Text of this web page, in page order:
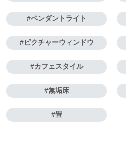
ペンダントライト
ピクチャーウィンドウ
カフェスタイル
無垢床
畳